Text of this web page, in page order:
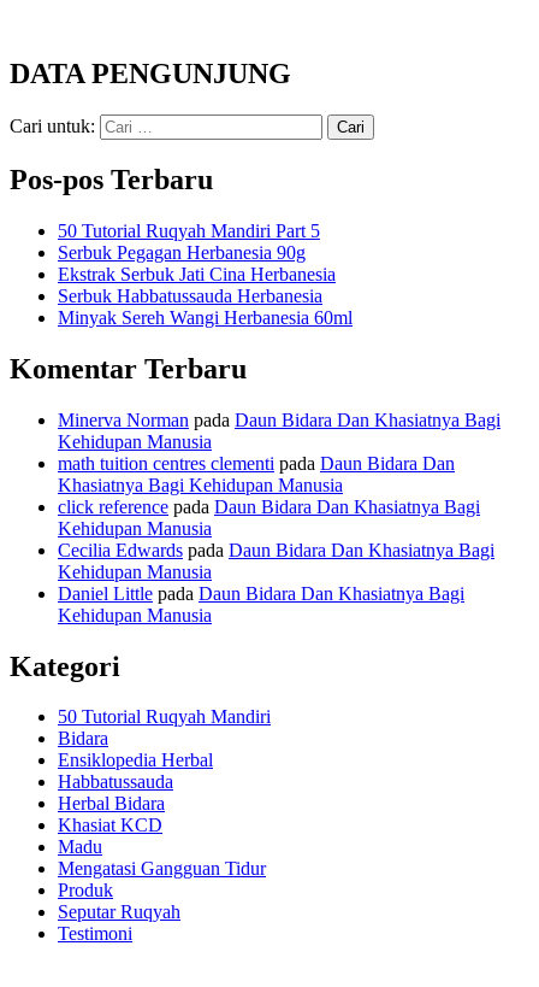
DATA PENGUNJUNG
Cari untuk:
Pos-pos Terbaru
50 Tutorial Ruqyah Mandiri Part 5
Serbuk Pegagan Herbanesia 90g
Ekstrak Serbuk Jati Cina Herbanesia
Serbuk Habbatussauda Herbanesia
Minyak Sereh Wangi Herbanesia 60ml
Komentar Terbaru
Minerva Norman pada Daun Bidara Dan Khasiatnya Bagi
Kehidupan Manusia
math tuition centres clementi pada Daun Bidara Dan
Khasiatnya Bagi Kehidupan Manusia
click reference pada Daun Bidara Dan Khasiatnya Bagi
Kehidupan Manusia
Cecilia Edwards pada Daun Bidara Dan Khasiatnya Bagi
Kehidupan Manusia
Daniel Little pada Daun Bidara Dan Khasiatnya Bagi
Kehidupan Manusia
Kategori
50 Tutorial Ruqyah Mandiri
Bidara
Ensiklopedia Herbal
Habbatussauda
Herbal Bidara
Khasiat KCD
Madu
Mengatasi Gangguan Tidur
Produk
Seputar Ruqyah
Testimoni